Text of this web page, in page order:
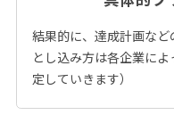
結果的に、達成計画など
とし込み方は各企業に
定していきます）